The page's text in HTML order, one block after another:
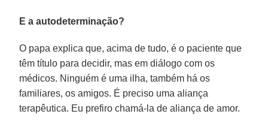
E a autodeterminação?
O papa explica que, acima de tudo, é o paciente que
têm título para decidir, mas em diálogo com os
médicos. Ninguém é uma ilha, também há os
familiares, os amigos. É preciso uma aliança
terapêutica. Eu prefiro chamá-la de aliança de amor.